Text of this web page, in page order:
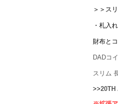
＞＞ス
・札入
財布と
DADコ
スリム
>>20TH